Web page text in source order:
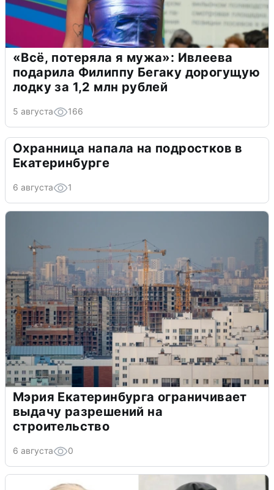
«Всё, потеряла я мужа»: Ивлеева
подарила Филиппу Бегаку дорогущую
лодку за 1,2 млн рублей
5 августа 166
Охранница напала на подростков в
Екатеринбурге
6 августа 1
Мэрия Екатеринбурга ограничивает
выдачу разрешений на
строительство
6 августа 0